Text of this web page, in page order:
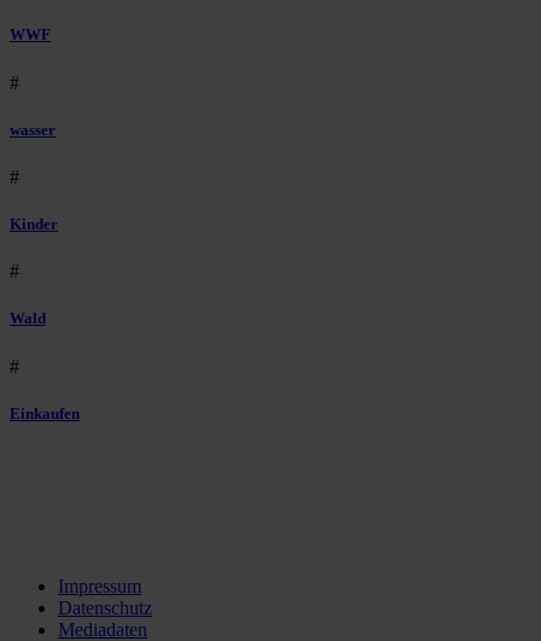
WWF
#
wasser
#
Kinder
#
Wald
#
Einkaufen
Impressum
Datenschutz
Mediadaten